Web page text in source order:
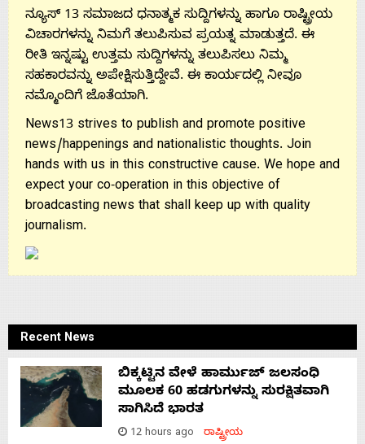
ನ್ಯೂಸ್ 13 ಸಮಾಜದ ಧನಾತ್ಮಕ ಸುದ್ದಿಗಳನ್ನು ಹಾಗೂ ರಾಷ್ಟ್ರೀಯ
ವಿಚಾರಗಳನ್ನು ನಿಮಗೆ ತಲುಪಿಸುವ ಪ್ರಯತ್ನ ಮಾಡುತ್ತದೆ. ಈ
ರೀತಿ ಇನ್ನಷ್ಟು ಉತ್ತಮ ಸುದ್ದಿಗಳನ್ನು ತಲುಪಿಸಲು ನಿಮ್ಮ
ಸಹಕಾರವನ್ನು ಅಪೇಕ್ಷಿಸುತ್ತಿದ್ದೇವೆ. ಈ ಕಾರ್ಯದಲ್ಲಿ ನೀವೂ
ನಮ್ಮೊಂದಿಗೆ ಜೊತೆಯಾಗಿ.
News13 strives to publish and promote positive
news/happenings and nationalistic thoughts. Join
hands with us in this constructive cause. We hope and
expect your co-operation in this objective of
broadcasting news that shall keep up with quality
journalism.
Recent News
ಬಿಕ್ಕಟ್ಟಿನ ವೇಳೆ ಹಾರ್ಮುಜ್ ಜಲಸಂಧಿ
ಮೂಲಕ 60 ಹಡಗುಗಳನ್ನು ಸುರಕ್ಷಿತವಾಗಿ
ಸಾಗಿಸಿದೆ ಭಾರತ
12 hours ago ರಾಷ್ಟ್ರೀಯ